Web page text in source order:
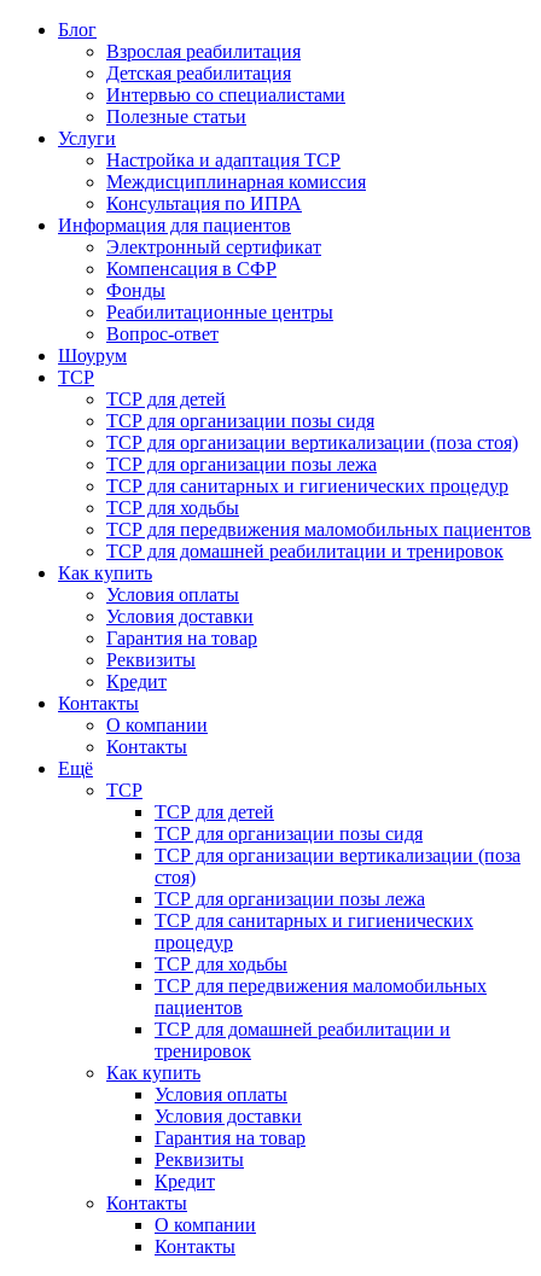
Блог
Взрослая реабилитация
Детская реабилитация
Интервью со специалистами
Полезные статьи
Услуги
Настройка и адаптация ТСР
Междисциплинарная комиссия
Консультация по ИПРА
Информация для пациентов
Электронный сертификат
Компенсация в СФР
Фонды
Реабилитационные центры
Вопрос-ответ
Шоурум
ТСР
ТСР для детей
ТСР для организации позы сидя
ТСР для организации вертикализации (поза стоя)
ТСР для организации позы лежа
ТСР для санитарных и гигиенических процедур
ТСР для ходьбы
ТСР для передвижения маломобильных пациентов
ТСР для домашней реабилитации и тренировок
Как купить
Условия оплаты
Условия доставки
Гарантия на товар
Реквизиты
Кредит
Контакты
О компании
Контакты
Ещё
ТСР
ТСР для детей
ТСР для организации позы сидя
ТСР для организации вертикализации (поза
стоя)
ТСР для организации позы лежа
ТСР для санитарных и гигиенических
процедур
ТСР для ходьбы
ТСР для передвижения маломобильных
пациентов
ТСР для домашней реабилитации и
тренировок
Как купить
Условия оплаты
Условия доставки
Гарантия на товар
Реквизиты
Кредит
Контакты
О компании
Контакты